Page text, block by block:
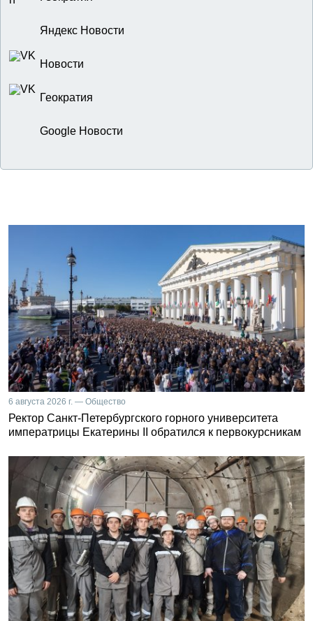
Яндекс Новости
Новости
Геократия
Google Новости
6 августа 2026 г. — Общество
Ректор Санкт-Петербургского горного университета
императрицы Екатерины II обратился к первокурсникам